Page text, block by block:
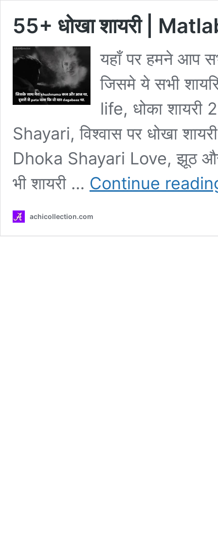
55+ धोखा शायरी |
यहाँ पर हमने आप
जिसमे ये सभी
life, धोका
Shayari, विश्वास पर धोखा
Dhoka Shayari Love, झूठ और
भी शायरी … Continue
achicollection.com